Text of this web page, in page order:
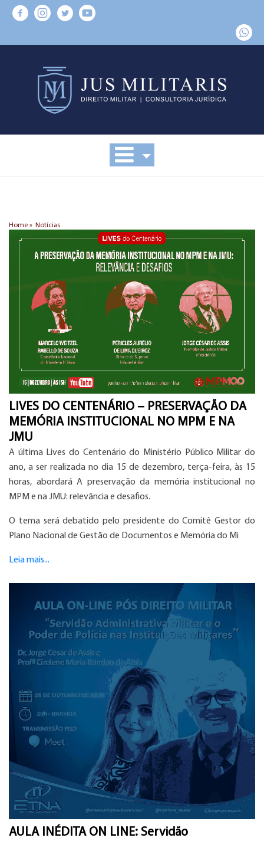
Home » Notícias
LIVES DO CENTENÁRIO – PRESERVAÇÃO DA
MEMÓRIA INSTITUCIONAL NO MPM E NA
JMU
A última Lives do Centenário do Ministério Público Militar do
ano, a ser realizada no dia 15 de dezembro, terça-feira, às 15
horas, abordaráA preservação da memória institucional no
MPM e na JMU: relevância e desafios.
O tema será debatido pelo presidente do Comitê Gestor do
Plano Nacional de Gestão de Documentos e Memória do Mi
Leia mais...
AULA INÉDITA ON LINE: Servidão